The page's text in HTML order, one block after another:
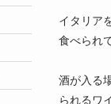
イタリア
食べられ
酒が入る
られるワ